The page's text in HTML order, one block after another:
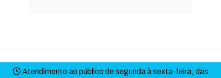
Atendimento ao público de segunda à sexta-feira, das